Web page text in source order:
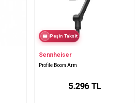
Peşin Taksit
Sennheiser
Profile Boom Arm
5.296 TL